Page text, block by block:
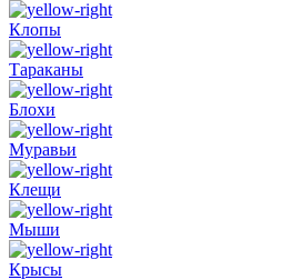
Клопы
Тараканы
Блохи
Муравьи
Клещи
Мыши
Крысы